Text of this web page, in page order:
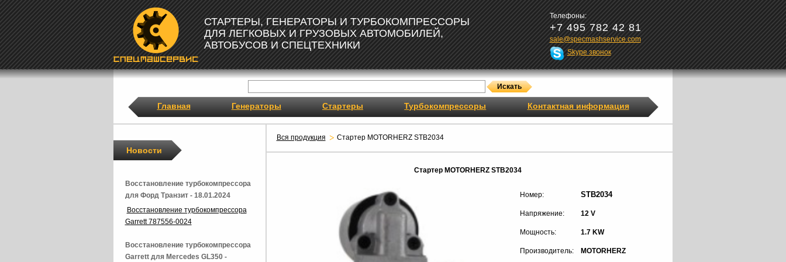
СТАРТЕРЫ, ГЕНЕРАТОРЫ И ТУРБОКОМПРЕССОРЫ
ДЛЯ ЛЕГКОВЫХ И ГРУЗОВЫХ АВТОМОБИЛЕЙ,
АВТОБУСОВ И СПЕЦТЕХНИКИ
Телефоны:
+7 495 782 42 81
sale@specmashservice.com
Skype звонок
Главная Генераторы Стартеры Турбокомпрессоры Контактная информация
Вся продукция Стартер MOTORHERZ STB2034
Стартер MOTORHERZ STB2034
Номер: STB2034
Напряжение: 12 V
Мощность: 1.7 KW
Производитель: MOTORHERZ
Новости
Восстановление турбокомпрессора
для Форд Транзит - 18.01.2024
Восстановление турбокомпрессора
Garrett 787556-0024
Восстановление турбокомпрессора
Garrett для Mercedes GL350 -